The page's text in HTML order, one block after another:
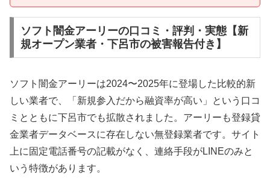
ソフト闇金アーリーの口コミ・評判・実態【新
規オープン業者・下呂市の被害報告付き】
ソフト闇金アーリーは2024〜2025年に登場した比較的新
しい業者で、「新規参入だから融資率が高い」という口コ
ミとともに下呂市でも拡散されました。アーリーも登録貸
金業者データベースに存在しない無登録業者です。サイト
上に固定電話番号の記載がなく、連絡手段がLINEのみと
いう特徴があります。